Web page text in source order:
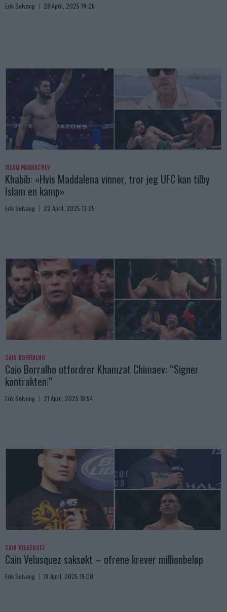
Erik Solvang 28 April, 2025 14:26
ISLAM MAKHACHEV
Khabib: «Hvis Maddalena vinner, tror jeg UFC kan tilby
Islam en kamp»
Erik Solvang 22 April, 2025 13:25
CAIO BORRALHO
Caio Borralho utfordrer Khamzat Chimaev: “Signer
kontrakten!”
Erik Solvang 21 April, 2025 18:54
CAIN VELASQUEZ
Cain Velasquez saksøkt – ofrene krever millionbeløp
Erik Solvang 18 April, 2025 19:00